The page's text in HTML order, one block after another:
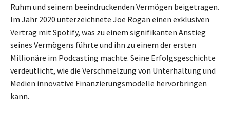
Ruhm und seinem beeindruckenden Vermögen beigetragen.
Im Jahr 2020 unterzeichnete Joe Rogan einen exklusiven
Vertrag mit Spotify, was zu einem signifikanten Anstieg
seines Vermögens führte und ihn zu einem der ersten
Millionäre im Podcasting machte. Seine Erfolgsgeschichte
verdeutlicht, wie die Verschmelzung von Unterhaltung und
Medien innovative Finanzierungsmodelle hervorbringen
kann.